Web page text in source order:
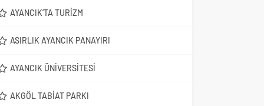
AYANCIK’TA TURIZM
ASIRLIK AYANCIK PANAYIRI
AYANCIK ÜNIVERSITESI
AKGÖL TABIAT PARKI